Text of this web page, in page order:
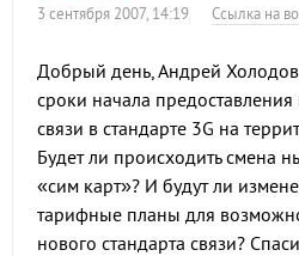
3 сентября 2007, 14:19 Ссылка на
Добрый день, Андрей
сроки начала
связи в стандарте 3G на
Будет ли происходить смена
«сим карт»? И будут ли
тарифные планы для
нового стандарта связи?